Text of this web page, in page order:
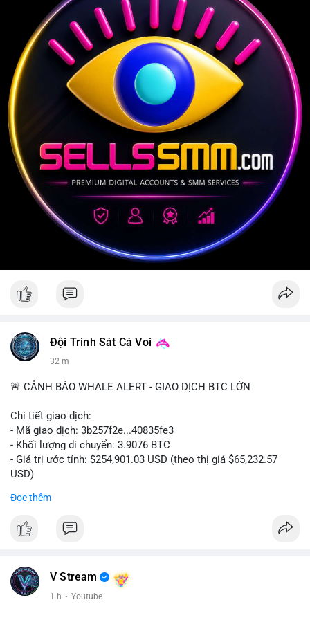
Đội Trinh Sát Cá Voi
32 m
🚨 CẢNH BÁO WHALE ALERT - GIAO DỊCH BTC LỚN
Chi tiết giao dịch:
- Mã giao dịch: 3b257f2e...40835fe3
- Khối lượng di chuyển: 3.9076 BTC
- Giá trị ước tính: $254,901.03 USD (theo thị giá $65,232.57
USD)
255 nghìn USD) được chuyển trong một giao dịch duy nhất cho
chuyển một phần nhỏ trong tổng thể nắm giữ (thường là ví lớn
hàng trăm BTC) phản ánh hành vi thăm dò thanh khoản hoặc
Đọc thêm
V Stream
1 h · Youtube